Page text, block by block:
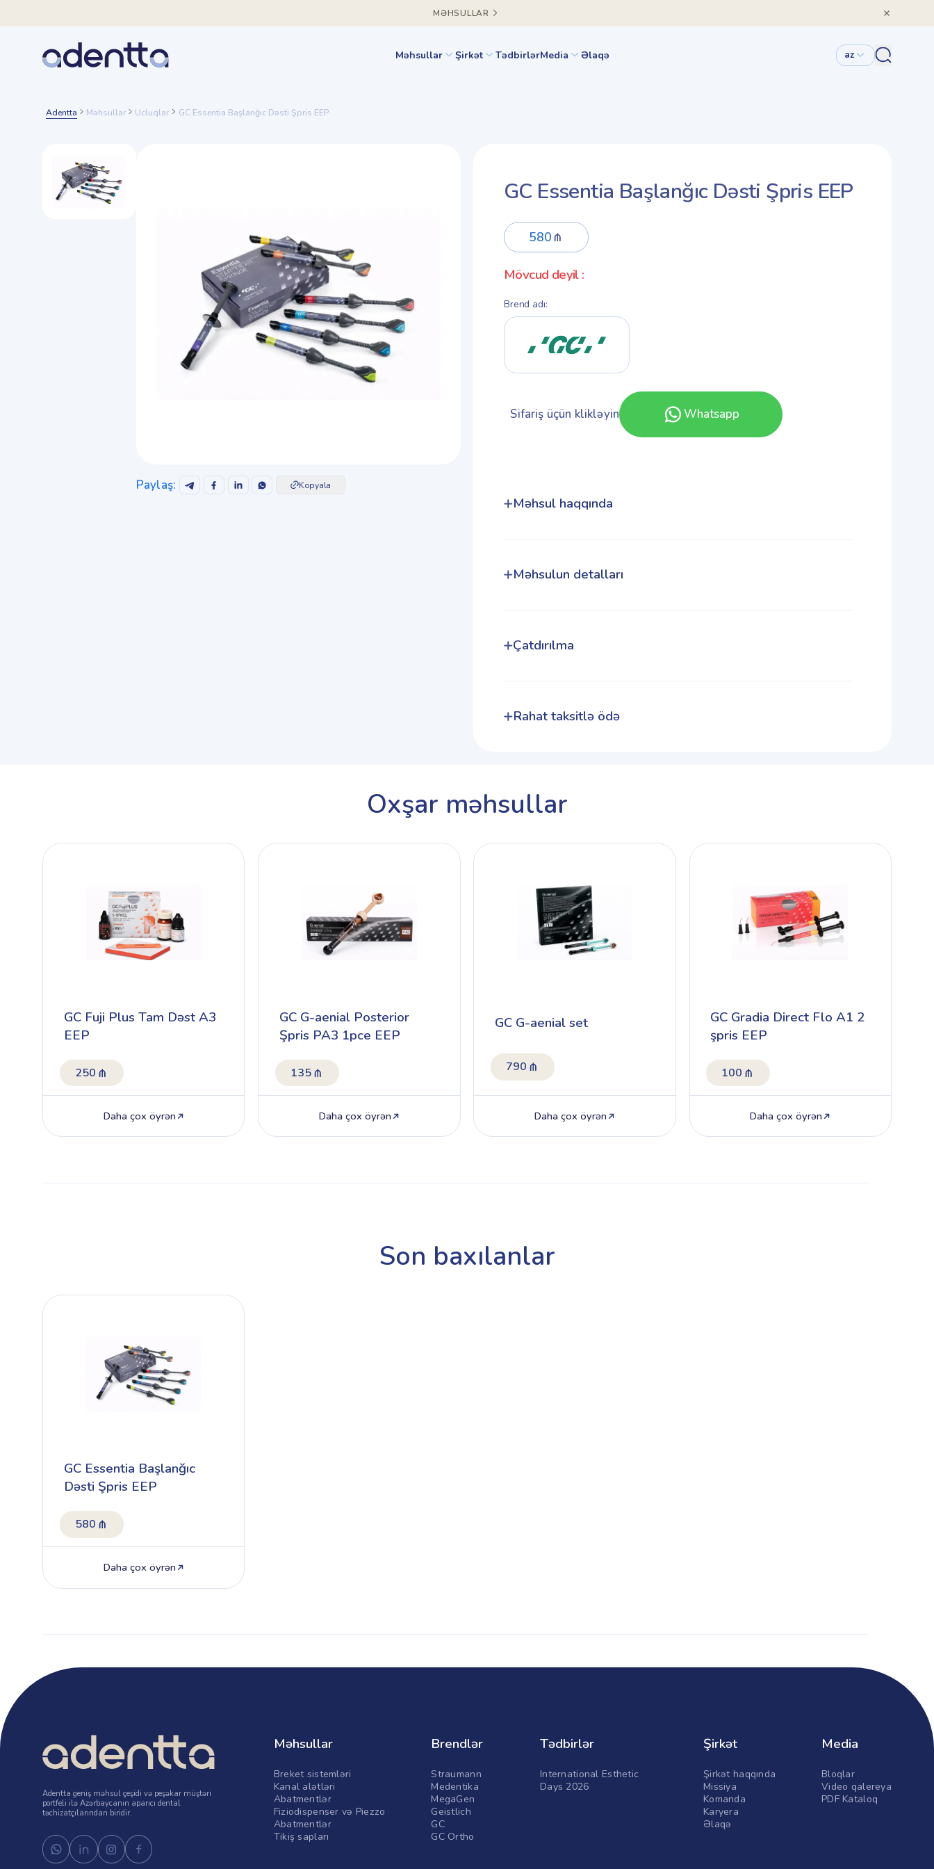
MƏHSULLAR
Məhsullar Şirkət TədbirlərMedia Əlaqə az
Adentta Məhsullar Ucluqlar GC Essentia Başlanğıc Dəsti Şpris EEP
Paylaş: Kopyala
GC Essentia Başlanğıc Dəsti Şpris EEP
580
Mövcud deyil:
Brend adı:
Sifariş üçün klikləyin Whatsapp
Məhsul haqqında
Məhsulun detalları
Çatdırılma
Rahat taksitlə ödə
Oxşar məhsullar
GC Fuji Plus Tam Dəst A3
EEP
250
Daha çox öyrən
GC G-aenial Posterior
Şpris PA3 1pce EEP
135
Daha çox öyrən
GC G-aenial set
790
Daha çox öyrən
GC Gradia Direct Flo A1 2
şpris EEP
100
Daha çox öyrən
Son baxılanlar
GC Essentia Başlanğıc
Dəsti Şpris EEP
580
Daha çox öyrən
Adentta geniş məhsul çeşidi və peşəkar müştəri
portfeli ilə Azərbaycanın aparıcı dental
təchizatçılarından biridir.
Məhsullar
Breket sistemləri
Kanal alətləri
Abatmentlər
Fiziodispenser və Piezzo
Abatmentlər
Tikiş sapları
Brendlər
Straumann
Medentika
MegaGen
Geistlich
GC
GC Ortho
Tədbirlər
International Esthetic
Days 2026
Şirkət
Şirkət haqqında
Missiya
Komanda
Karyera
Əlaqə
Media
Bloqlar
Video qalereya
PDF Kataloq